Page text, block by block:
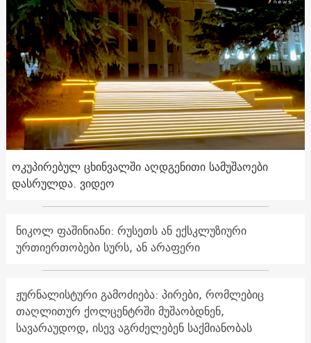
ოკუპირებულ ცხინვალში აღდგენითი სამუშაოები
დასრულდა. ვიდეო
ნიკოლ ფაშინიანი: რუსეთს ან ექსკლუზიური
ურთიერთობები სურს, ან არაფერი
ჟურნალისტური გამოძიება: პირები, რომლებიც
თაღლითურ ქოლცენტრში მუშაობდნენ,
სავარაუდოდ, ისევ აგრძელებენ საქმიანობას